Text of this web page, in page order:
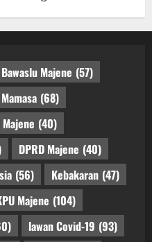
Bawaslu Majene (57)
(68)
(40)
DPRD Majene (40)
(56) Kebakaran (47)
Majene (104)
lawan Covid-19 (93)